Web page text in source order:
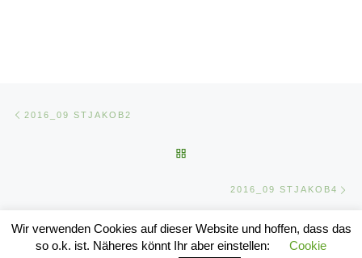
Beitragsnavigation
2016_09 STJAKOB2
2016_09 STJAKOB4
© 2026 stylogram – Alle Rechte vorbehalten
Wir verwenden Cookies auf dieser Website und hoffen, dass das
so o.k. ist. Näheres könnt Ihr aber einstellen:
Cookie